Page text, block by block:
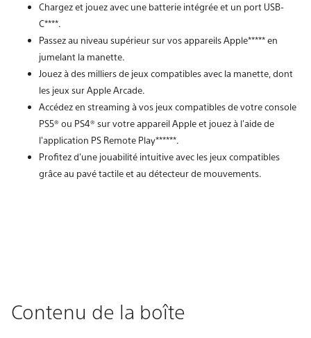
Chargez et jouez avec une batterie intégrée et un port USB-
C****.
Passez au niveau supérieur sur vos appareils Apple***** en
jumelant la manette.
Jouez à des milliers de jeux compatibles avec la manette, dont
les jeux sur Apple Arcade.
Accédez en streaming à vos jeux compatibles de votre console
PS5® ou PS4® sur votre appareil Apple et jouez à l'aide de
l'application PS Remote Play******.
Profitez d'une jouabilité intuitive avec les jeux compatibles
grâce au pavé tactile et au détecteur de mouvements.
Contenu de la boîte